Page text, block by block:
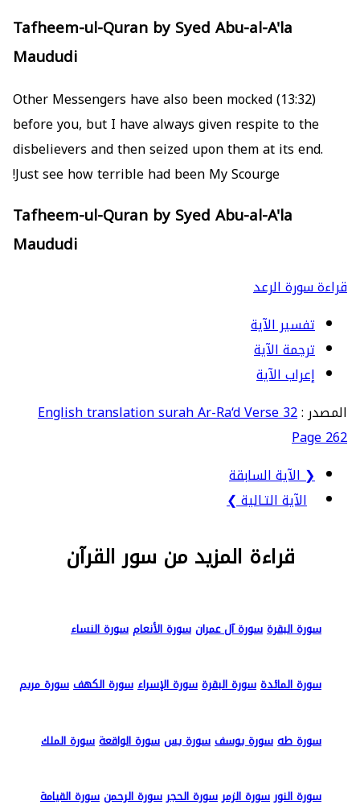
Tafheem-ul-Quran by Syed Abu-al-A'la
Maududi
(13:32) Other Messengers have also been mocked
before you, but I have always given respite to the
disbelievers and then seized upon them at its end.
Just see how terrible had been My Scourge!
Tafheem-ul-Quran by Syed Abu-al-A'la
Maududi
قراءة سورة الرعد
تفسير الآية
ترجمة الآية
إعراب الآية
المصدر :English translation surah Ar-Ra‘d Verse 32
Page 262
❮ الآية السابقة
الآية التـالية ❯
قراءة المزيد من سور القرآن
سورة البقرة سورة آل عمران سورة الأنعام سورة النساء
سورة المائدة سورة البقرة سورة الإسراء سورة الكهف سورة مريم
سورة طه سورة يوسف سورة يس سورة الواقعة سورة الملك
سورة النور سورة الزمر سورة الحجر سورة الرحمن سورة القيامة